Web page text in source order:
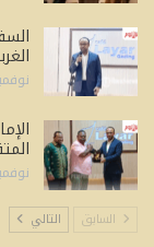
نوفمبر 4,
نوفمبر 4,
السابق التالي